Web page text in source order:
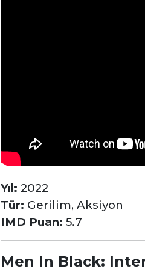
Yıl: 2022
Tür: Gerilim, Aksiyon
IMD Puan: 5.7
Men In Black: